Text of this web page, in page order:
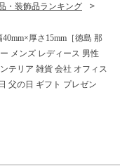
・装飾品ランキング
厚さ15mm［徳島 那
メンズ レディース 男性
テリア 雑貨 会社 オフィス
父の日 ギフト プレゼン